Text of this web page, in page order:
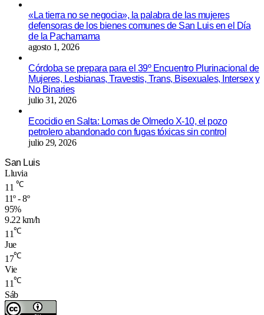
«La tierra no se negocia», la palabra de las mujeres
defensoras de los bienes comunes de San Luis en el Día
de la Pachamama
agosto 1, 2026
Córdoba se prepara para el 39º Encuentro Plurinacional de
Mujeres, Lesbianas, Travestis, Trans, Bisexuales, Intersex y
No Binaries
julio 31, 2026
Ecocidio en Salta: Lomas de Olmedo X-10, el pozo
petrolero abandonado con fugas tóxicas sin control
julio 29, 2026
San Luis
Lluvia
11 ℃
11º - 8º
95%
9.22 km/h
11℃
Jue
17℃
Vie
11℃
Sáb